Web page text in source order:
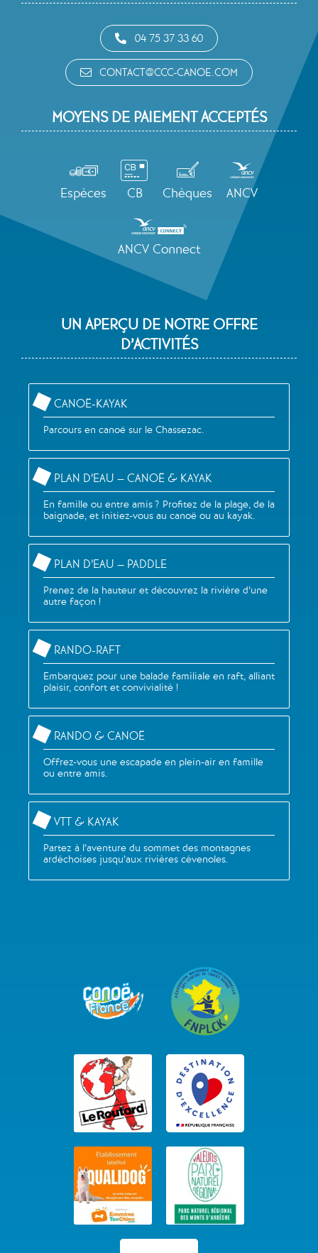
04 75 37 33 60
CONTACT@CCC-CANOE.COM
MOYENS DE PAIEMENT ACCEPTÉS
Espèces CB Chèques ANCV
ANCV Connect
UN APERÇU DE NOTRE OFFRE
D’ACTIVITÉS
CANOË-KAYAK
Parcours en canoë sur le Chassezac.
PLAN D’EAU – CANOË & KAYAK
En famille ou entre amis ? Profitez de la plage, de la
baignade, et initiez-vous au canoë ou au kayak.
PLAN D’EAU – PADDLE
Prenez de la hauteur et découvrez la rivière d’une
autre façon !
RANDO-RAFT
Embarquez pour une balade familiale en raft, alliant
plaisir, confort et convivialité !
RANDO & CANOË
Offrez-vous une escapade en plein-air en famille
ou entre amis.
VTT & KAYAK
Partez à l’aventure du sommet des montagnes
ardéchoises jusqu’aux rivières cévenoles.